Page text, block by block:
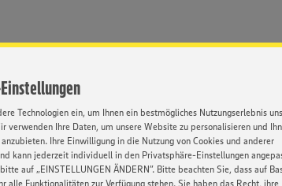
Technologien ein, um Ihnen ein bestmögliches Nutzungserlebnis
verwenden Ihre Daten, um unsere Website zu personalisieren und
Ihre Einwilligung in die Nutzung von Cookies und anderer
kann jederzeit individuell in den Privatsphäre-Einstellungen
auf „EINSTELLUNGEN ÄNDERN”. Bitte beachten Sie, dass auf
alle Funktionalitäten zur Verfügung stehen. Sie haben das Recht, ihre